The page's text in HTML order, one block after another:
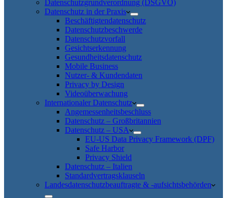
Datenschutzgrundverordnung (DSGVO)
Datenschutz in der Praxis
Beschäftigtendatenschutz
Datenschutzbeschwerde
Datenschutzvorfall
Gesichtserkennung
Gesundheitsdatenschutz
Mobile Business
Nutzer- & Kundendaten
Privacy by Design
Videoüberwachung
Internationaler Datenschutz
Angemessenheitsbeschluss
Datenschutz – Großbritannien
Datenschutz – USA
EU-US Data Privacy Framework (DPF)
Safe Harbor
Privacy Shield
Datenschutz – Italien
Standardvertragsklauseln
Landesdatenschutzbeauftragte & -aufsichtsbehörden